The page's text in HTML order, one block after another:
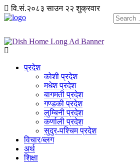
वि.सं.२०८३ साउन २२ शुक्रवार
प्रदेश
कोशी प्रदेश
मधेश प्रदेश
बागमती प्रदेश
गण्डकी प्रदेश
लुम्बिनी प्रदेश
कर्णाली प्रदेश
सुदुर-पश्चिम प्रदेश
विचार/ब्लग
अर्थ
शिक्षा